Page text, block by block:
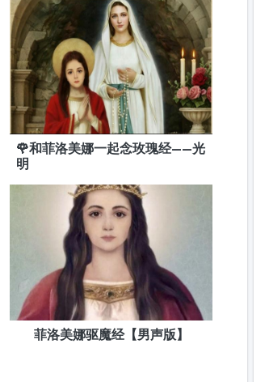
🌹和菲洛美娜一起念玫瑰经——光
明
菲洛美娜驱魔经【男声版】